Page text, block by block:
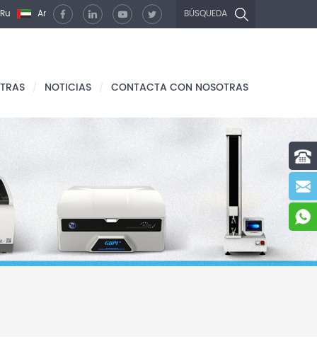
BÚSQUEDA
Ar
/ NOTICIAS / CONTACTA CON NOSOTRAS